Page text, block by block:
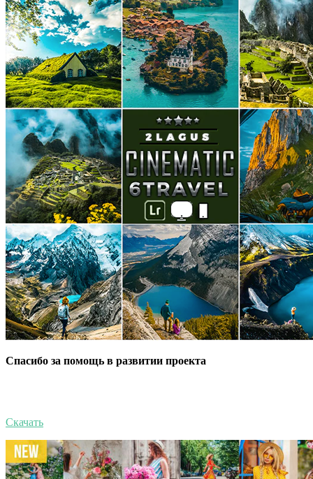
Спасибо за помощь в развитии проекта
Скачать